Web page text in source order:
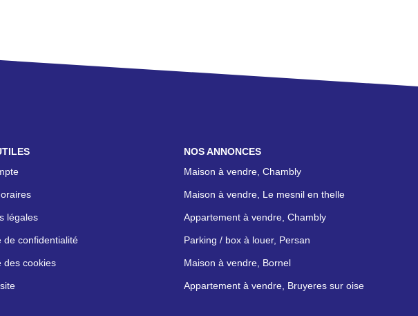
légales
de confidentialité
des cookies
NOS ANNONCES
Maison à vendre, Chambly
Maison à vendre, Le mesnil en thelle
Appartement à vendre, Chambly
Parking / box à louer, Persan
Maison à vendre, Bornel
Appartement à vendre, Bruyeres sur oise